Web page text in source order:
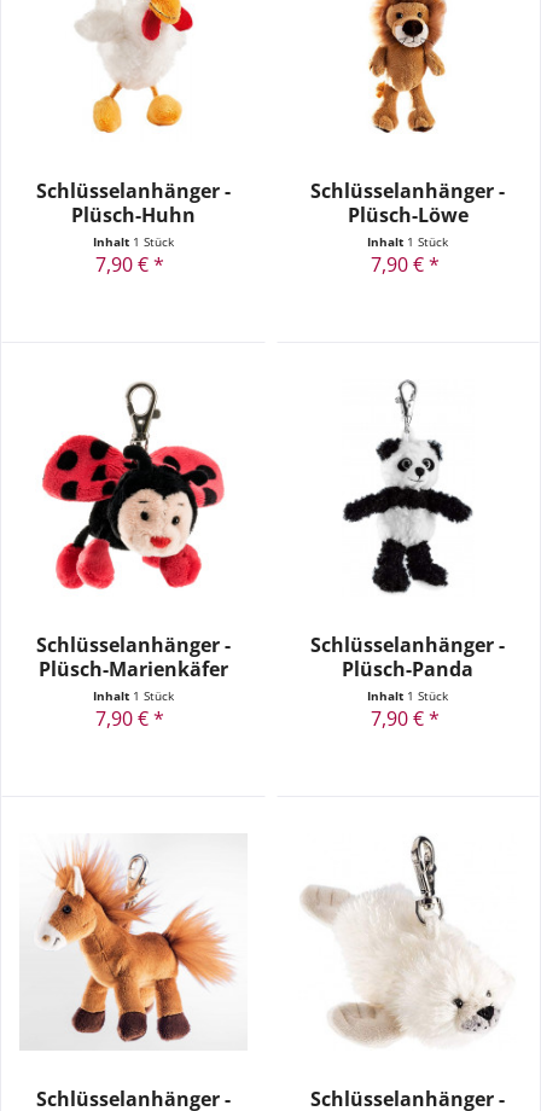
Schlüsselanhänger -
Plüsch-Huhn
Inhalt 1 Stück
7,90 € *
Schlüsselanhänger -
Plüsch-Löwe
Inhalt 1 Stück
7,90 € *
Schlüsselanhänger -
Plüsch-Marienkäfer
Inhalt 1 Stück
7,90 € *
Schlüsselanhänger -
Plüsch-Panda
Inhalt 1 Stück
7,90 € *
Schlüsselanhänger -
Schlüsselanhänger -